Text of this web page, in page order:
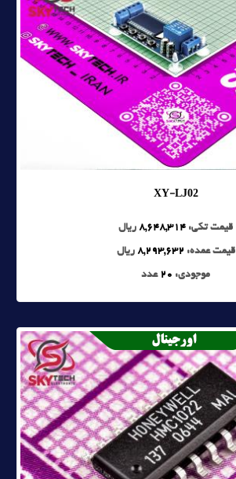
XY-LJ02
قیمت تکی: 8,648,314 ریال
قیمت عمده: 8,293,632 ریال
موجودی: 20 عدد